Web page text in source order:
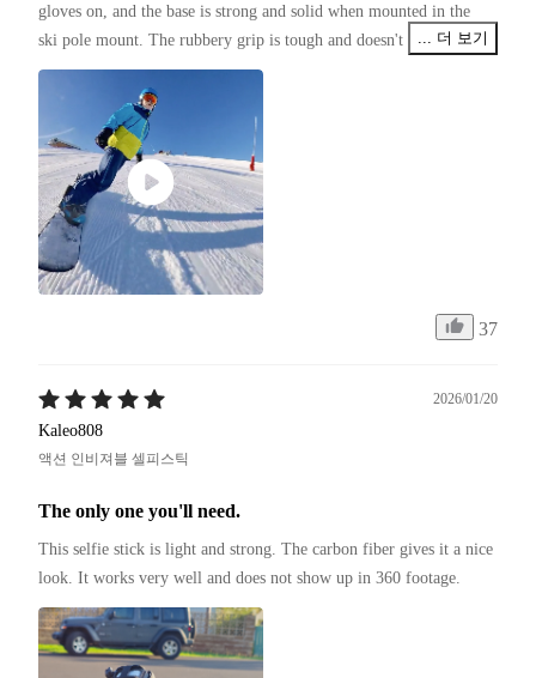
gloves on, and the base is strong and solid when mounted in the
ski pole mount. The rubbery grip is tough and doesn't look like it
will wear off for a long time.
... 더 보기
37
2026/01/20
Kaleo808
액션 인비져블 셀피스틱
The only one you'll need.
This selfie stick is light and strong. The carbon fiber gives it a nice
look. It works very well and does not show up in 360 footage.